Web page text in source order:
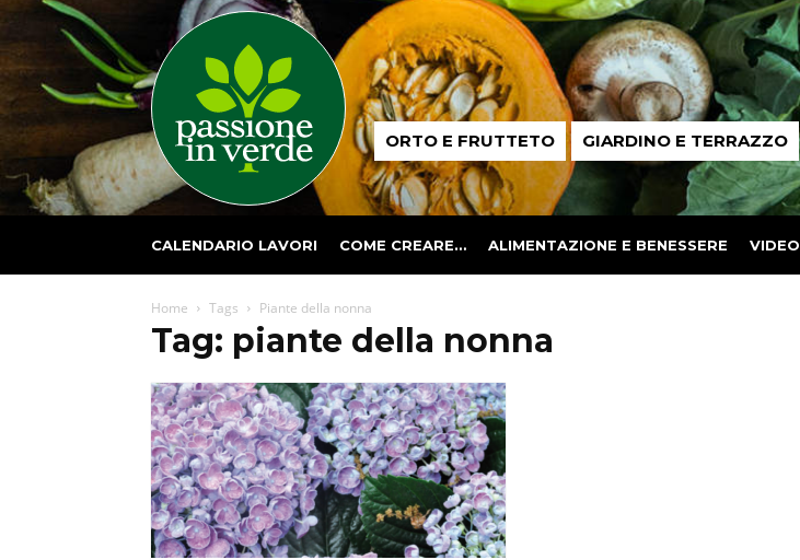
Passione
in ORTO E FRUTTETO GIARDINO E TERRAZZO
CALENDARIO LAVORI COME CREARE… ALIMENTAZIONE E BENESSERE VIDEO
Home Tags Piante della nonna
Tag: piante della nonna